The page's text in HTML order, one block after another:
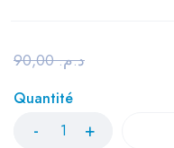
د.م.90,00
Quantité